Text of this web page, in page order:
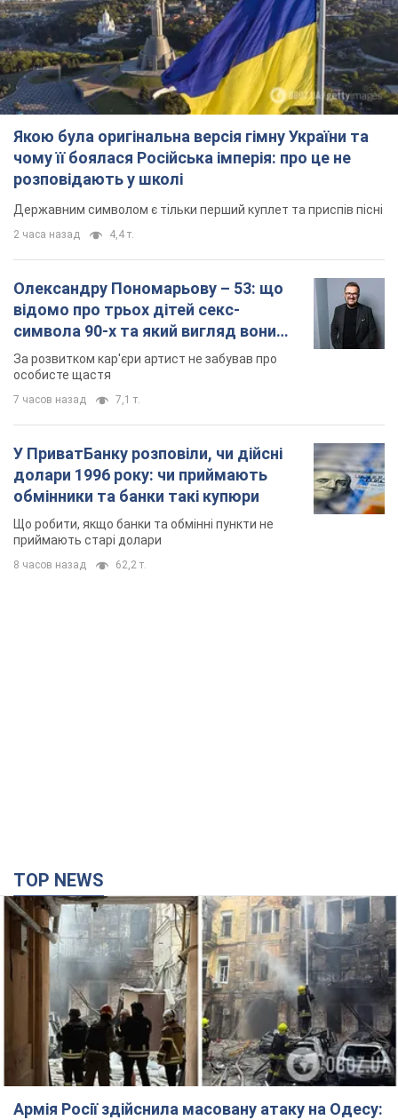
Якою була оригінальна версія гімну України та
чому її боялася Російська імперія: про це не
розповідають у школі
Державним символом є тільки перший куплет та приспів пісні
2 часа назад 4,4 т.
Олександру Пономарьову – 53: що
відомо про трьох дітей секс-
символа 90-х та який вигляд вони
мають
За розвитком кар'єри артист не забував про
особисте щастя
7 часов назад 7,1 т.
У ПриватБанку розповіли, чи дійсні
долари 1996 року: чи приймають
обмінники та банки такі купюри
Що робити, якщо банки та обмінні пункти не
приймають старі долари
8 часов назад 62,2 т.
TOP NEWS
Армія Росії здійснила масовану атаку на Одесу: